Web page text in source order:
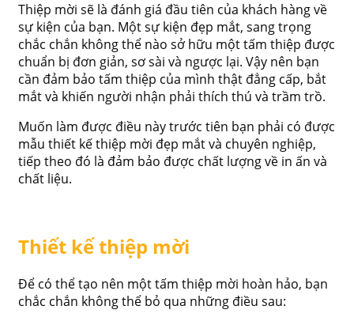
Thiệp mời sẽ là đánh giá đầu tiên của khách hàng về
sự kiện của bạn. Một sự kiện đẹp mắt, sang trọng
chắc chắn không thể nào sở hữu một tấm thiệp được
chuẩn bị đơn giản, sơ sài và ngược lại. Vậy nên bạn
cần đảm bảo tấm thiệp của mình thật đẳng cấp, bắt
mắt và khiến người nhận phải thích thú và trầm trồ.
Muốn làm được điều này trước tiên bạn phải có được
mẫu thiết kế thiệp mời đẹp mắt và chuyên nghiệp,
tiếp theo đó là đảm bảo được chất lượng về in ấn và
chất liệu.
Thiết kế thiệp mời
Để có thể tạo nên một tấm thiệp mời hoàn hảo, bạn
chắc chắn không thể bỏ qua những điều sau: